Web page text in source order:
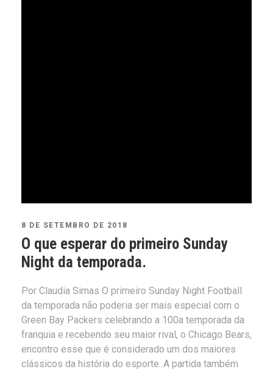
8 DE SETEMBRO DE 2018
O que esperar do primeiro Sunday
Night da temporada.
Por Claudia Simas O primeiro Sunday Night Football
da temporada não poderia ser mais especial com o
Green Bay Packers celebrando a 100a temporada da
franquia e recebendo seu maior rival, o Chicago Bears,
encontro esse que é considerado um dos maiores
clássicos da história do esporte. A partida também